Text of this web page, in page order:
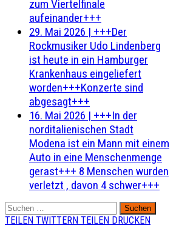
zum Viertelfinale
aufeinander+++
29. Mai 2026 | +++Der
Rockmusiker Udo Lindenberg
ist heute in ein Hamburger
Krankenhaus eingeliefert
worden+++Konzerte sind
abgesagt+++
16. Mai 2026 | +++In der
norditalienischen Stadt
Modena ist ein Mann mit einem
Auto in eine Menschenmenge
gerast+++ 8 Menschen wurden
verletzt , davon 4 schwer+++
Suchen
nach:
TEILEN TWITTERN TEILEN DRUCKEN